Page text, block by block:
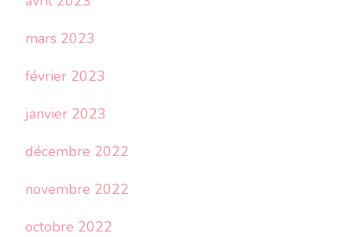
mars 2023
février 2023
janvier 2023
décembre 2022
novembre 2022
octobre 2022